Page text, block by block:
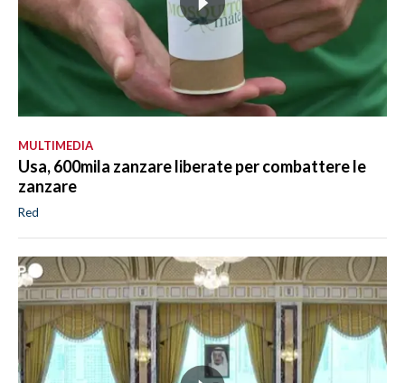
MULTIMEDIA
Usa, 600mila zanzare liberate per combattere le
zanzare
Red